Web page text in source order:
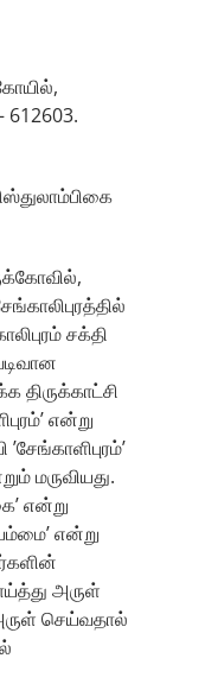
612603.
சக்தி
திருக்காட்சி
என்று
மருவியது.
என்று
என்று
அருள்
செய்வதால்